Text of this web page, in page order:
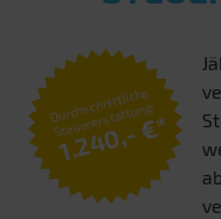
Durchschnittliche
Steuererstattung:
1.240,- €*